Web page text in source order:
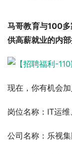
马哥教育与100
供高薪就业的内部
现在，你有机会
岗位名称：IT运
公司名称：乐视